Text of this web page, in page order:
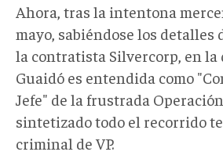
Ahora, tras la intentona
mayo, sabiéndose los detalles
la contratista Silvercorp, en la
Guaidó es entendida como
Jefe" de la frustrada
sintetizado todo el recorrido
criminal de VP.